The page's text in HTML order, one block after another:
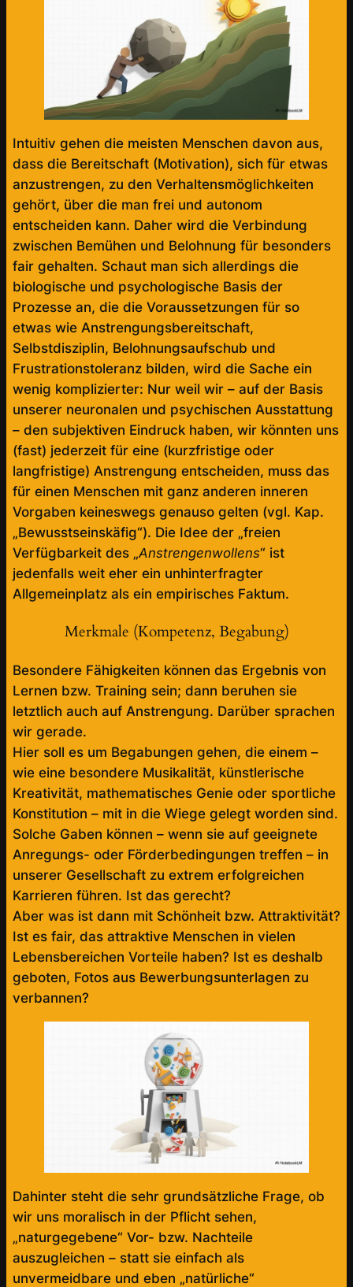
Intuitiv gehen die meisten Menschen davon aus,
dass die Bereitschaft (Motivation), sich für etwas
anzustrengen, zu den Verhaltensmöglichkeiten
gehört, über die man frei und autonom
entscheiden kann. Daher wird die Verbindung
zwischen Bemühen und Belohnung für besonders
fair gehalten. Schaut man sich allerdings die
biologische und psychologische Basis der
Prozesse an, die die Voraussetzungen für so
etwas wie Anstrengungsbereitschaft,
Selbstdisziplin, Belohnungsaufschub und
Frustrationstoleranz bilden, wird die Sache ein
wenig komplizierter: Nur weil wir – auf der Basis
unserer neuronalen und psychischen Ausstattung
– den subjektiven Eindruck haben, wir könnten uns
(fast) jederzeit für eine (kurzfristige oder
langfristige) Anstrengung entscheiden, muss das
für einen Menschen mit ganz anderen inneren
Vorgaben keineswegs genauso gelten (vgl. Kap.
„Bewusstseinskäfig“). Die Idee der „freien
Verfügbarkeit des „Anstrengenwollens“ ist
jedenfalls weit eher ein unhinterfragter
Allgemeinplatz als ein empirisches Faktum.
Merkmale (Kompetenz, Begabung)
Besondere Fähigkeiten können das Ergebnis von
Lernen bzw. Training sein; dann beruhen sie
letztlich auch auf Anstrengung. Darüber sprachen
wir gerade.
Hier soll es um Begabungen gehen, die einem –
wie eine besondere Musikalität, künstlerische
Kreativität, mathematisches Genie oder sportliche
Konstitution – mit in die Wiege gelegt worden sind.
Solche Gaben können – wenn sie auf geeignete
Anregungs- oder Förderbedingungen treffen – in
unserer Gesellschaft zu extrem erfolgreichen
Karrieren führen. Ist das gerecht?
Aber was ist dann mit Schönheit bzw. Attraktivität?
Ist es fair, das attraktive Menschen in vielen
Lebensbereichen Vorteile haben? Ist es deshalb
geboten, Fotos aus Bewerbungsunterlagen zu
verbannen?
Dahinter steht die sehr grundsätzliche Frage, ob
wir uns moralisch in der Pflicht sehen,
„naturgegebene“ Vor- bzw. Nachteile
auszugleichen – statt sie einfach als
unvermeidbare und eben „natürliche“